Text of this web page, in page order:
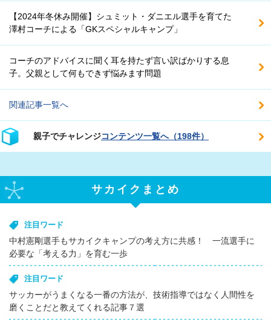
【2024年冬休み開催】シュミット・ダニエル選手を育てた
澤村コーチによる「GKスペシャルキャンプ」
コーチのアドバイスに聞く耳を持たず言い訳ばかりする息
子。父親として何もできず悩みます問題
関連記事一覧へ
親子でチャレンジコンテンツ一覧へ（198件）
サカイクまとめ
注目ワード
中村憲剛選手もサカイクキャンプの考え方に共感！ 一流選手に
必要な「考える力」を育む一歩
注目ワード
サッカーがうまくなる一番の方法が、技術指導ではなく人間性を
磨くことだと教えてくれる記事７選